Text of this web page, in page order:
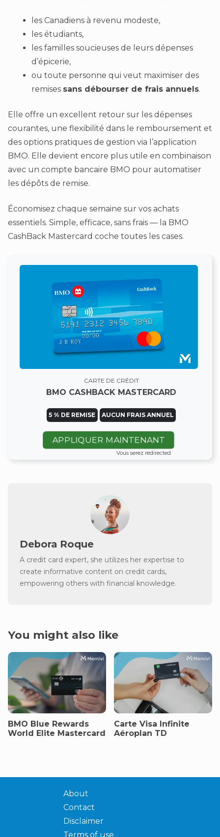
les Canadiens à revenu modeste,
les étudiants,
les familles soucieuses de leurs dépenses
d’épicerie,
ou toute personne qui veut maximiser des
remises sans débourser de frais annuels.
Elle offre un excellent retour sur les dépenses
courantes, une flexibilité dans le remboursement et
des options pratiques de gestion via l’application
BMO. Elle devient encore plus utile en combinaison
avec un compte bancaire BMO pour automatiser
les dépôts de remise.
Économisez chaque semaine sur vos achats
essentiels. Simple, efficace, sans frais — la BMO
CashBack Mastercard coche toutes les cases.
CARTE DE CRÉDIT
BMO CASHBACK MASTERCARD
5 % DE REMISE AUCUN FRAIS ANNUEL
APPLIQUER MAINTENANT
Vous serez redirected
Debora Roque
A credit card expert, she utilizes her expertise to
create informative content on credit cards,
empowering others with financial knowledge.
You might also like
BMO Blue Rewards
World Elite Mastercard
Carte Visa Infinite
Aéroplan TD
About
Contact
Disclaimer
Terms of use